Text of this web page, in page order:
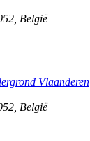
België
Vlaanderen
België